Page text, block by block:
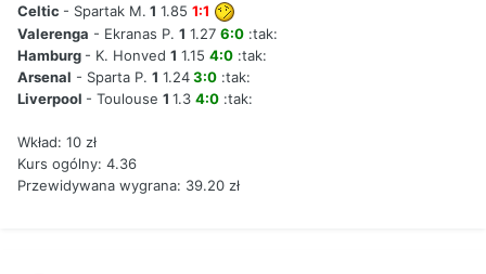
Celtic - Spartak M. 1 1.85 1:1
Valerenga - Ekranas P. 1 1.27 6:0 :tak:
Hamburg - K. Honved 1 1.15 4:0 :tak:
Arsenal - Sparta P. 1 1.243:0 :tak:
Liverpool - Toulouse 1 1.3 4:0 :tak:
Wkład: 10 zł
Kurs ogólny: 4.36
Przewidywana wygrana: 39.20 zł